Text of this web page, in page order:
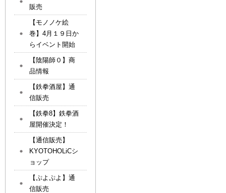
販売
【モノノケ絵
巻】4月１９日か
らイベント開始
【陰陽師０】商
品情報
【鉄拳酒屋】通
信販売
【鉄拳8】鉄拳酒
屋開催決定！
【通信販売】
KYOTOHOLiCシ
ョップ
【ぷよぷよ】通
信販売